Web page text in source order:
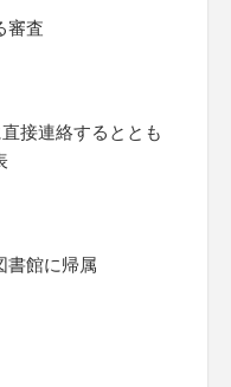
審査
接連絡するととも
書館に帰属